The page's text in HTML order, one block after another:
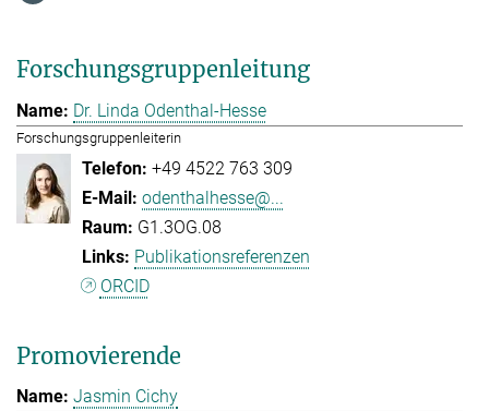
Forschungsgruppenleitung
Dr. Linda Odenthal-Hesse
Forschungsgruppenleiterin
+49 4522 763 309
odenthalhesse@...
G1.3OG.08
Publikationsreferenzen
ORCID
Promovierende
Jasmin Cichy